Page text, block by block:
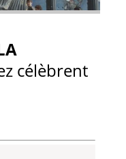
célèbrent